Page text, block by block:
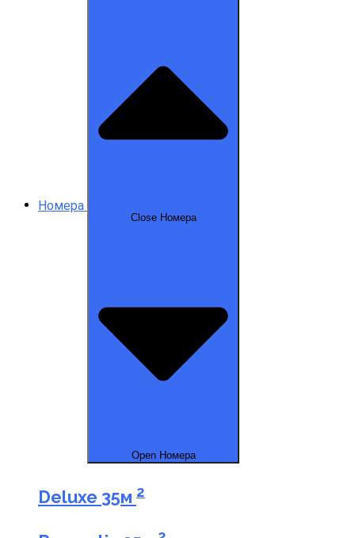
Номера
Close Номера
Open Номера
Deluxe 35м 2